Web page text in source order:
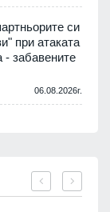
си
при атаката
забавените
06.08.2026г.